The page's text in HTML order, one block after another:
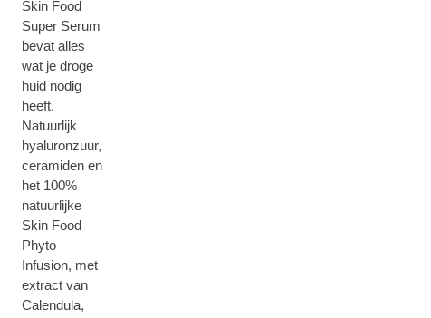
Skin Food
Super Serum
bevat alles
wat je droge
huid nodig
heeft.
Natuurlijk
hyaluronzuur,
ceramiden en
het 100%
natuurlijke
Skin Food
Phyto
Infusion, met
extract van
Calendula,